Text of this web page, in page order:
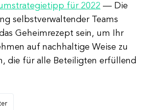
für 2022 — Die
selbstverwaltender Teams
Geheimrezept sein, um Ihr
auf nachhaltige Weise zu
die für alle Beteiligten erfüllend